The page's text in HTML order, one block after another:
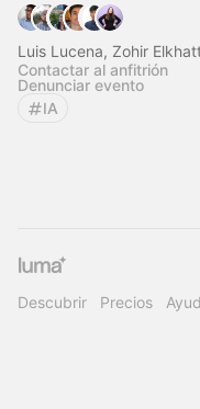
Luis Lucena, Zohir
Contactar al anfitrión
Denunciar evento
IA
Descubrir Precios